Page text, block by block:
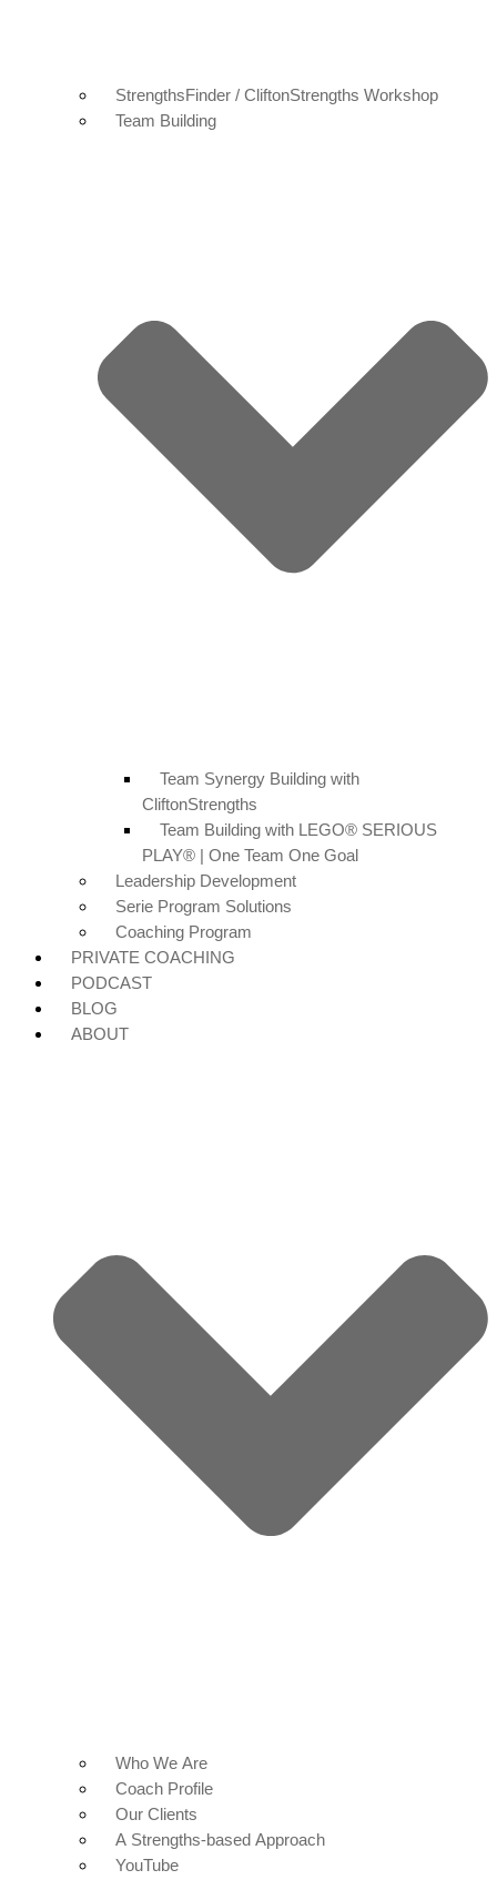
StrengthsFinder / CliftonStrengths Workshop
Team Building
Team Synergy Building with
CliftonStrengths
Team Building with LEGO® SERIOUS
PLAY® | One Team One Goal
Leadership Development
Serie Program Solutions
Coaching Program
PRIVATE COACHING
PODCAST
BLOG
ABOUT
Who We Are
Coach Profile
Our Clients
A Strengths-based Approach
YouTube